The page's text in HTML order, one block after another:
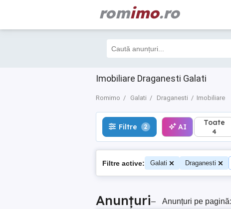
romimo.ro
Imobiliare Draganesti Galati
Romimo Galati Draganesti Imobiliare
Filtre 2 AI
Filtre 2 AI Toate
4
Filtre active: Galati Draganesti
Anunțuri– Anunțuri pe pagină: